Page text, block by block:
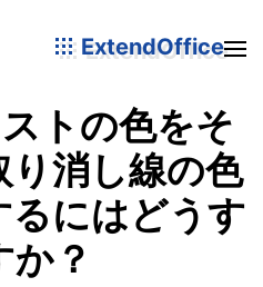
ExtendOffice
トの色をそ
消し線の色
るにはどうす
？